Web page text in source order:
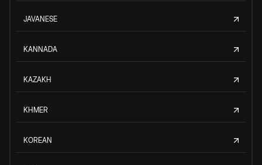
JAVANESE
KANNADA
KAZAKH
KHMER
KOREAN